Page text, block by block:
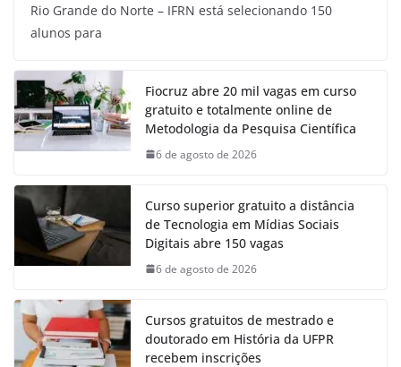
Rio Grande do Norte – IFRN está selecionando 150
alunos para
Fiocruz abre 20 mil vagas em curso
gratuito e totalmente online de
Metodologia da Pesquisa Científica
6 de agosto de 2026
Curso superior gratuito a distância
de Tecnologia em Mídias Sociais
Digitais abre 150 vagas
6 de agosto de 2026
Cursos gratuitos de mestrado e
doutorado em História da UFPR
recebem inscrições